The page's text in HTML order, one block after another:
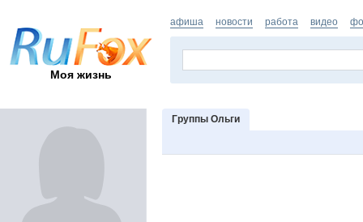
Моя жизнь
афиша новости работа видео
Группы Ольги